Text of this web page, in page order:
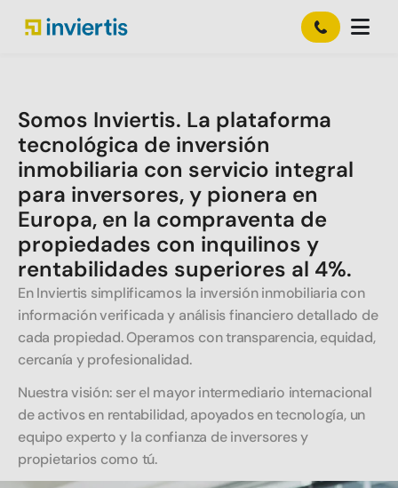
Somos Inviertis. La plataforma
tecnológica de inversión
inmobiliaria con servicio integral
para inversores, y pionera en
Europa, en la compraventa de
propiedades con inquilinos y
rentabilidades superiores al 4%.
En Inviertis simplificamos la inversión inmobiliaria con
información verificada y análisis financiero detallado de
cada propiedad. Operamos con transparencia, equidad,
cercanía y profesionalidad.
Nuestra visión: ser el mayor intermediario internacional
de activos en rentabilidad, apoyados en tecnología, un
equipo experto y la confianza de inversores y
propietarios como tú.